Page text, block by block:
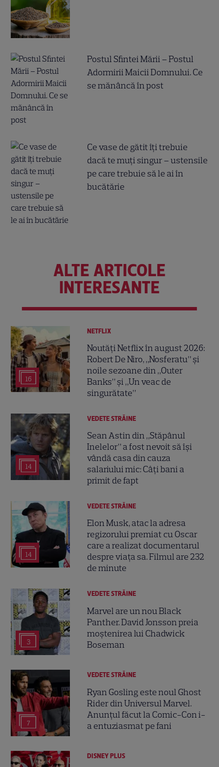
Postul Sfintei Mării – Postul
Adormirii Maicii Domnului. Ce
se mănâncă în post
Ce vase de gătit îți trebuie
dacă te muți singur – ustensile
pe care trebuie să le ai în
bucătărie
ALTE ARTICOLE
INTERESANTE
16
NETFLIX
Noutăți Netflix în august 2026:
Robert De Niro, „Nosferatu” și
noile sezoane din „Outer
Banks” și „Un veac de
singurătate”
14
VEDETE STRĂINE
Sean Astin din „Stăpânul
Inelelor” a fost nevoit să își
vândă casa din cauza
salariului mic: Câți bani a
primit de fapt
14
VEDETE STRĂINE
Elon Musk, atac la adresa
regizorului premiat cu Oscar
care a realizat documentarul
despre viața sa. Filmul are 232
de minute
3
VEDETE STRĂINE
Marvel are un nou Black
Panther. David Jonsson preia
moștenirea lui Chadwick
Boseman
7
VEDETE STRĂINE
Ryan Gosling este noul Ghost
Rider din Universul Marvel.
Anunțul făcut la Comic-Con i-
a entuziasmat pe fani
DISNEY PLUS